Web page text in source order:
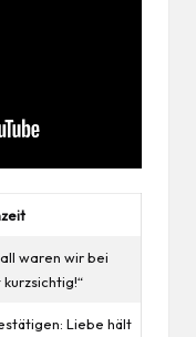
waren wir bei
Liebe hält